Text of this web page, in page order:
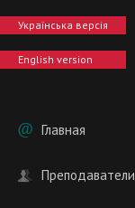
Українська версія
English version
Главная
Преподаватели